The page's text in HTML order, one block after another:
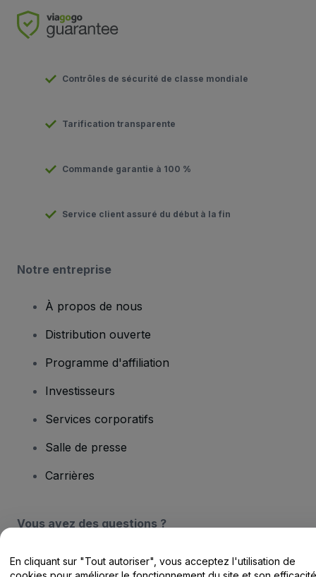
Contrôles de sécurité de classe mondiale
Tarification transparente
Commande garantie à 100 %
Service client assuré du début à la fin
Notre entreprise
À propos de nous
Distribution ouverte
Programme d'affiliation
Investisseurs
Services corporatifs
Salle de presse
Carrières
Vous avez des questions ?
Centre d'assistance / Nous contacter
En cliquant sur "Tout autoriser", vous acceptez l'utilisation de